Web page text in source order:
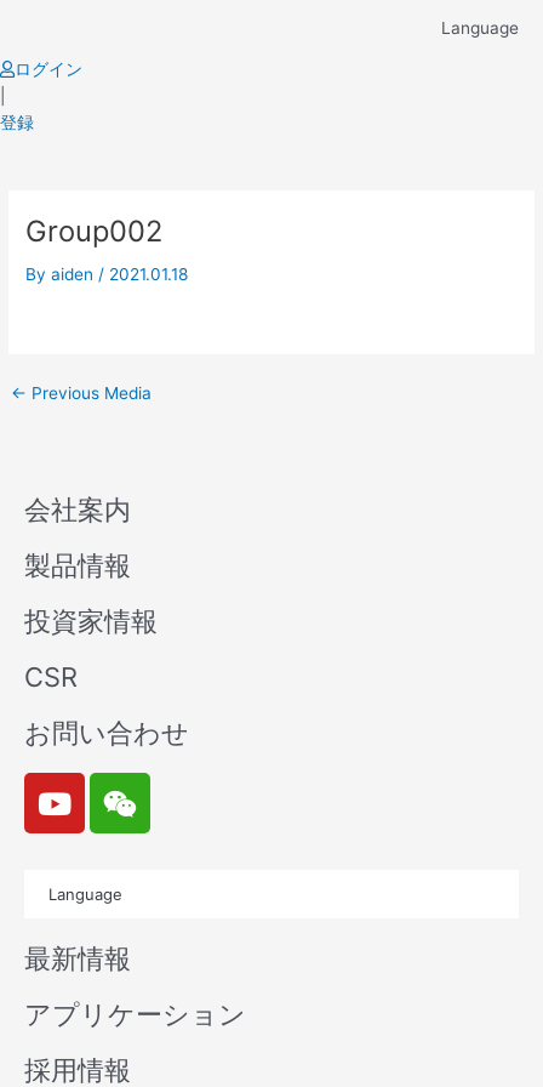
content
Language
ログイン
登録
Group002
Byaiden / 2021.01.18
navigation
← Previous Media
会社案内
製品情報
投資家情報
CSR
お問い合わせ
Y
o
u
b
e
W
e
i
n
Language
最新情報
アプリケーション
採用情報